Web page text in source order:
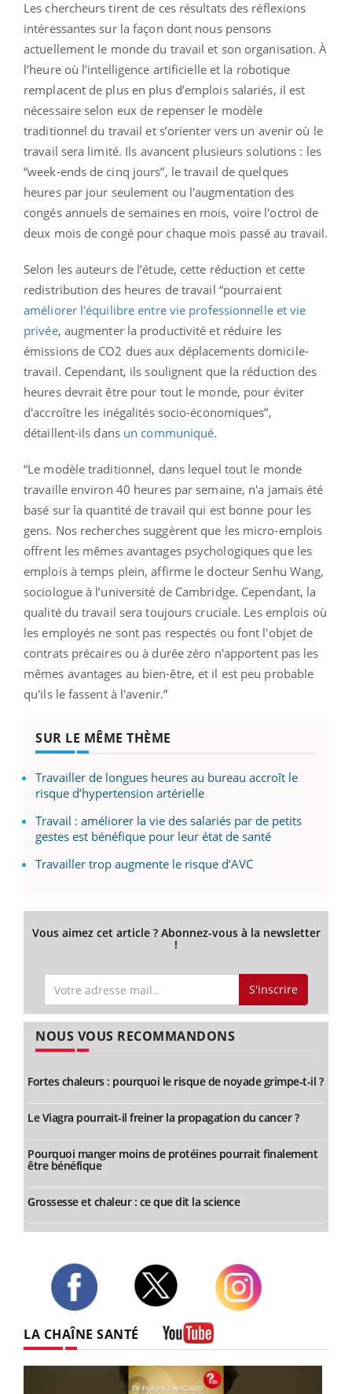
Les chercheurs tirent de ces résultats des réflexions
intéressantes sur la façon dont nous pensons
actuellement le monde du travail et son organisation. À
l’heure où l’intelligence artificielle et la robotique
remplacent de plus en plus d’emplois salariés, il est
nécessaire selon eux de repenser le modèle
traditionnel du travail et s’orienter vers un avenir où le
travail sera limité. Ils avancent plusieurs solutions : les
“week-ends de cinq jours”, le travail de quelques
heures par jour seulement ou l'augmentation des
congés annuels de semaines en mois, voire l'octroi de
deux mois de congé pour chaque mois passé au travail.
Selon les auteurs de l’étude, cette réduction et cette
redistribution des heures de travail “pourraient
améliorer l'équilibre entre vie professionnelle et vie
privée, augmenter la productivité et réduire les
émissions de CO2 dues aux déplacements domicile-
travail. Cependant, ils soulignent que la réduction des
heures devrait être pour tout le monde, pour éviter
d'accroître les inégalités socio-économiques”,
détaillent-ils dans un communiqué.
“Le modèle traditionnel, dans lequel tout le monde
travaille environ 40 heures par semaine, n'a jamais été
basé sur la quantité de travail qui est bonne pour les
gens. Nos recherches suggèrent que les micro-emplois
offrent les mêmes avantages psychologiques que les
emplois à temps plein, affirme le docteur Senhu Wang,
sociologue à l’université de Cambridge. Cependant, la
qualité du travail sera toujours cruciale. Les emplois où
les employés ne sont pas respectés ou font l'objet de
contrats précaires ou à durée zéro n'apportent pas les
mêmes avantages au bien-être, et il est peu probable
qu'ils le fassent à l'avenir.”
SUR LE MÊME THÈME
Travailler de longues heures au bureau accroît le
risque d’hypertension artérielle
Travail : améliorer la vie des salariés par de petits
gestes est bénéfique pour leur état de santé
Travailler trop augmente le risque d’AVC
Vous aimez cet article ? Abonnez-vous à la newsletter
!
S'inscrire
NOUS VOUS RECOMMANDONS
Fortes chaleurs : pourquoi le risque de noyade grimpe-t-il ?
Le Viagra pourrait-il freiner la propagation du cancer ?
Pourquoi manger moins de protéines pourrait finalement
être bénéfique
Grossesse et chaleur : ce que dit la science
LA CHAÎNE SANTÉ